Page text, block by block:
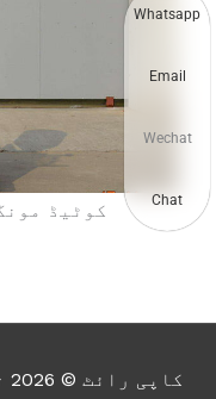
کوٹیڈ
کاپی رائٹ © 2026
Whatsapp
Email
Wechat
Chat